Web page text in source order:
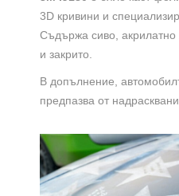
3D кривини и
Съдържа сиво,
и закрито.
В допълнение,
предпазва от